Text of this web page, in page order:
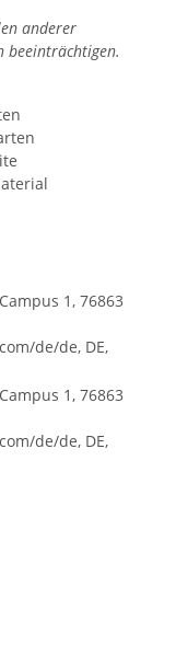
anderer
beeinträchtigen.
1, 76863
de/de, DE,
1, 76863
de/de, DE,